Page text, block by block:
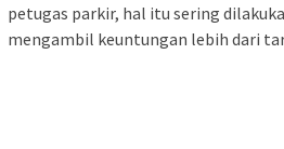
petugas parkir, hal itu sering
mengambil keuntungan lebih dari